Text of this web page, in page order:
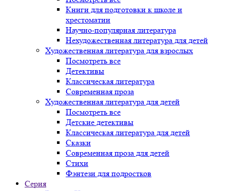
Книги для подготовки к школе и
хрестоматии
Научно-популярная литература
Нехудожественная литература для детей
Художественная литература для взрослых
Посмотреть все
Детективы
Классическая литература
Современная проза
Художественная литература для детей
Посмотреть все
Детские детективы
Классическая литература для детей
Сказки
Современная проза для детей
Стихи
Фэнтези для подростков
Серия